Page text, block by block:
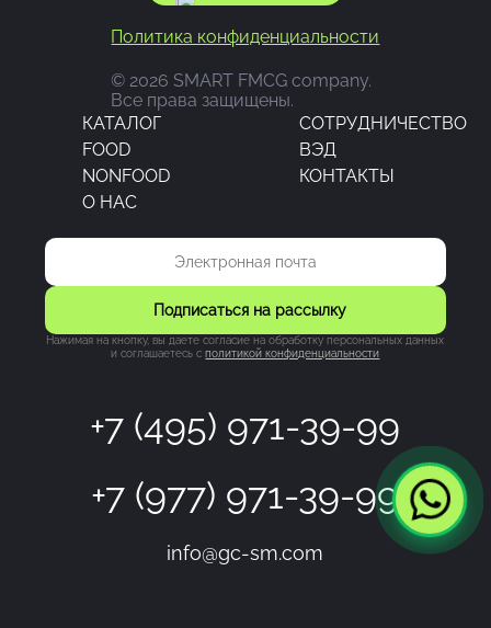
Политика конфиденциальности
© 2026 SMART FMCG company.
Все права защищены.
КАТАЛОГ
CОТРУДНИЧЕСТВО
FOOD
ВЭД
NONFOOD
КОНТАКТЫ
О НАС
+7 (495) 971-39-99
+7 (977) 971-39-99
info@gc-sm.com
Подписаться на рассылку
Нажимая на кнопку, вы даете согласие на обработку персональных данных
и соглашаетесь cполитикой конфиденциальности